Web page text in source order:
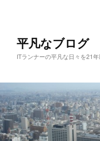
移
動
動
平凡なブログ
ITランナーの平凡な日々を21